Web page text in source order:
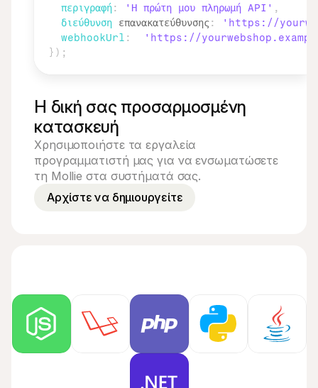
περιγραφή: 'Η πρώτη μου πληρωμή API' ,
διεύθυνση επανακατεύθυνσης:
'https://
webhookUrl :
'https://
} ) ;
Η δική σας προσαρμοσμένη
κατασκευή
Χρησιμοποιήστε τα εργαλεία
προγραμματιστή μας για να ενσωματώσετε
τη Mollie στα συστήματά σας.
Αρχίστε να δημιουργείτε